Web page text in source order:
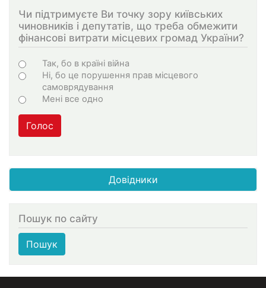
Чи підтримуєте Ви точку зору київських
чиновників і депутатів, що треба обмежити
фінансові витрати місцевих громад України?
Choices
Так, бо в країні війна
Ні, бо це порушення прав місцевого
самоврядування
Мені все одно
Голос
Довідники
Пошук по сайту
Пошук